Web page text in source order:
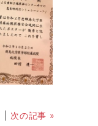
次の記事 »